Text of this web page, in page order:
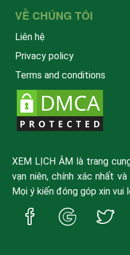
VỀ CHÚNG TÔI
Liên hệ
Privacy policy
Terms and conditions
XEM LỊCH ÂM là trang
vạn niên, chính xác nhất
Mọi ý kiến đóng góp xin vui
Trang
Facebook
Trang
Google
Trang
Twitter